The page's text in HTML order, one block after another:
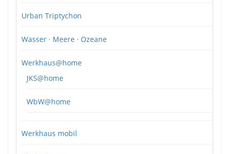
Urban Triptychon
Wasser · Meere · Ozeane
Werkhaus@home
JKS@home
WbW@home
Werkhaus mobil